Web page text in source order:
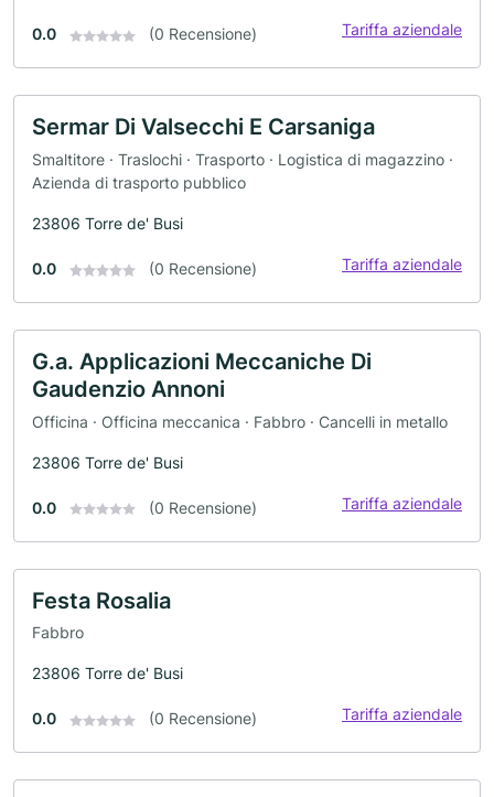
0.0 (0 Recensione) Tariffa aziendale
Sermar Di Valsecchi E Carsaniga
Smaltitore · Traslochi · Trasporto · Logistica di magazzino ·
Azienda di trasporto pubblico
23806 Torre de' Busi
0.0 (0 Recensione) Tariffa aziendale
G.a. Applicazioni Meccaniche Di
Gaudenzio Annoni
Officina · Officina meccanica · Fabbro · Cancelli in metallo
23806 Torre de' Busi
0.0 (0 Recensione) Tariffa aziendale
Festa Rosalia
Fabbro
23806 Torre de' Busi
0.0 (0 Recensione) Tariffa aziendale